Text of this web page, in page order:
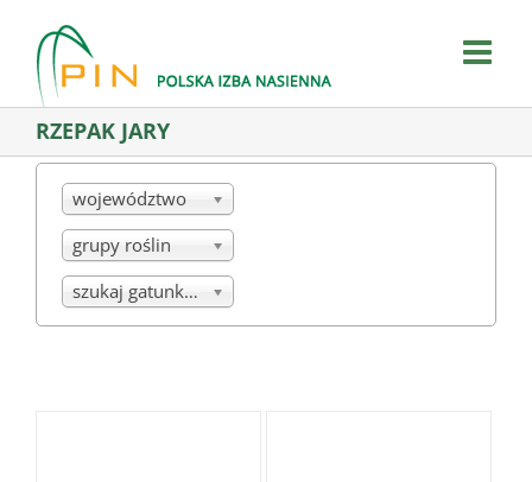
content
RZEPAK JARY
województwo
grupy roślin
szukaj gatunku/mieszanki